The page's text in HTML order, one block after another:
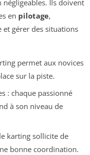
négligeables. Ils doivent
en pilotage,
gérer des situations
permet aux novices
sur la piste.
: chaque passionné
à son niveau de
karting sollicite de
bonne coordination.